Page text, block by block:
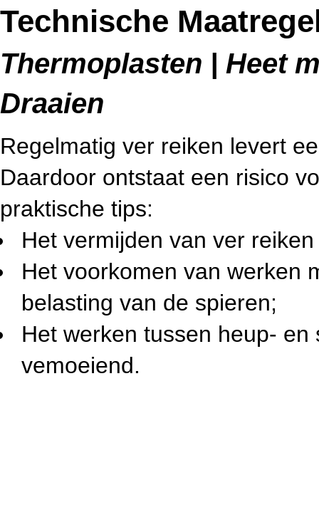
Technische
Thermoplasten | Heet
Draaien
Regelmatig ver reiken levert
Daardoor ontstaat een risico
praktische tips:
Het vermijden van ver
Het voorkomen van werken
belasting van de spieren;
Het werken tussen heup-
vemoeiend.